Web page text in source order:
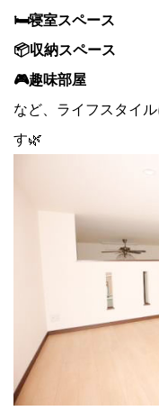
🛏️寝室スペース
📦収納スペース
🎮趣味部屋
など、ライフスタイ
す🌿